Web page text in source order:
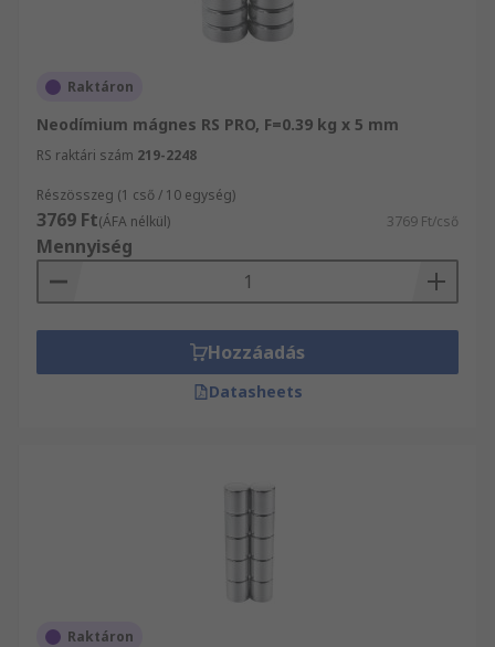
Raktáron
Neodímium mágnes RS PRO, F=0.39 kg x 5 mm
RS raktári szám 219-2248
Részösszeg (1 cső / 10 egység)
3769 Ft(ÁFA nélkül) 3769 Ft/cső
Mennyiség
Hozzáadás
Datasheets
Raktáron